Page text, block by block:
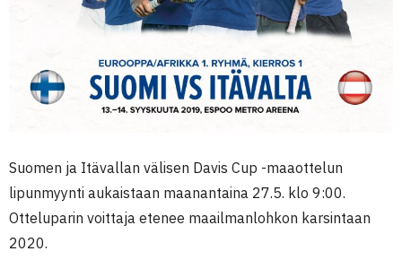
Suomen ja Itävallan välisen Davis Cup -maaottelun
lipunmyynti aukaistaan maanantaina 27.5. klo 9:00.
Otteluparin voittaja etenee maailmanlohkon karsintaan
2020.